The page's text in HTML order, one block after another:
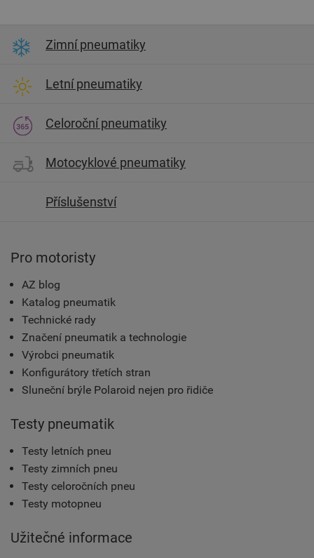
Zimní pneumatiky
Letní pneumatiky
Celoroční pneumatiky
Motocyklové pneumatiky
Příslušenství
Pro motoristy
AZ blog
Katalog pneumatik
Technické rady
Značení pneumatik a technologie
Výrobci pneumatik
Konfigurátory třetích stran
Sluneční brýle Polaroid nejen pro řidiče
Testy pneumatik
Testy letních pneu
Testy zimních pneu
Testy celoročních pneu
Testy motopneu
Užitečné informace